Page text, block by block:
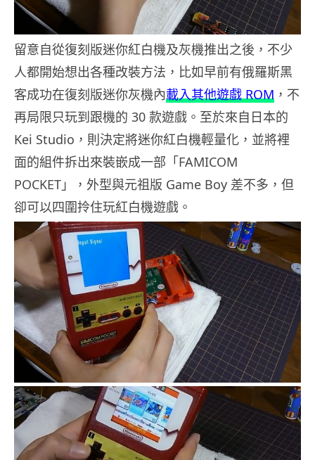
留意自從復刻版迷你紅白機及灰機推出之後，不少
人都開始想出各種改裝方法，比如早前有俄羅斯黑
客成功在復刻版迷你灰機內載入其他遊戲 ROM ，不
再局限只玩到跟機的 30 款遊戲。至於來自日本的
Kei Studio，則決定將迷你紅白機輕量化，並將裡
面的組件拆出來裝嵌成一部「FAMICOM
POCKET」，外型與元祖版 Game Boy 差不多，但
卻可以四圍拎住玩紅白機遊戲。